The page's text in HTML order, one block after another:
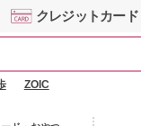
クレジットカー
ZOIC